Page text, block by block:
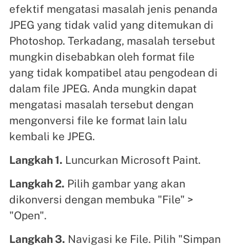
efektif mengatasi masalah jenis penanda
JPEG yang tidak valid yang ditemukan di
Photoshop. Terkadang, masalah tersebut
mungkin disebabkan oleh format file
yang tidak kompatibel atau pengodean di
dalam file JPEG. Anda mungkin dapat
mengatasi masalah tersebut dengan
mengonversi file ke format lain lalu
kembali ke JPEG.
Langkah 1. Luncurkan Microsoft Paint.
Langkah 2. Pilih gambar yang akan
dikonversi dengan membuka "File" >
"Open".
Langkah 3. Navigasi ke File. Pilih "Simpan